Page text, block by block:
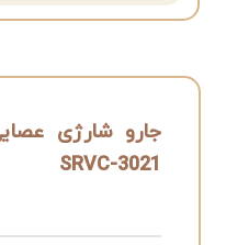
جارو شارژی
SRVC-3021